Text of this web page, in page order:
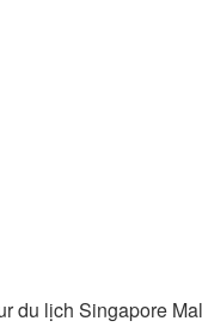
du lịch Singapore